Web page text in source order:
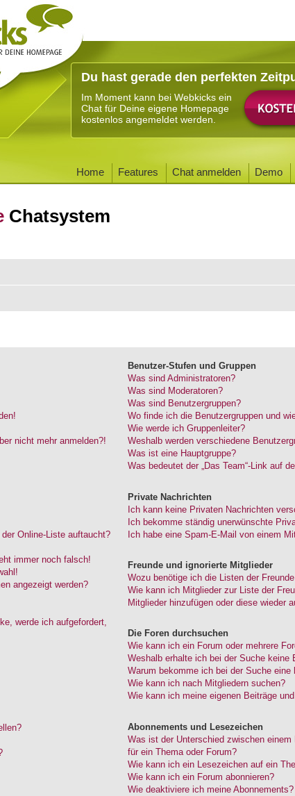
Du hast gerade den perfekten
Im Moment kann bei Webkicks ein
Chat für Deine eigene Homepage
kostenlos angemeldet werden.
Home Features Chat anmelden Demo
Chatsystem
nicht mehr anmelden?!
Online-Liste auftaucht?
immer noch falsch!
angezeigt werden?
werde ich aufgefordert,
Benutzer-Stufen und Gruppen
Was sind Administratoren?
Was sind Moderatoren?
Was sind Benutzergruppen?
Wo finde ich die Benutzergruppen und
Wie werde ich Gruppenleiter?
Weshalb werden verschiedene
Was ist eine Hauptgruppe?
Was bedeutet der „Das Team“-Link auf
Private Nachrichten
Ich kann keine Privaten Nachrichten
Ich bekomme ständig unerwünschte
Ich habe eine Spam-E-Mail von einem
Freunde und ignorierte Mitglieder
Wozu benötige ich die Listen der
Wie kann ich Mitglieder zur Liste der
Mitglieder hinzufügen oder diese wieder
Die Foren durchsuchen
Wie kann ich ein Forum oder mehrere
Weshalb erhalte ich bei der Suche keine
Warum bekomme ich bei der Suche eine
Wie kann ich nach Mitgliedern suchen?
Wie kann ich meine eigenen Beiträge
Abonnements und Lesezeichen
Was ist der Unterschied zwischen
für ein Thema oder Forum?
Wie kann ich ein Lesezeichen auf ein
Wie kann ich ein Forum abonnieren?
Wie deaktiviere ich meine Abonnements?